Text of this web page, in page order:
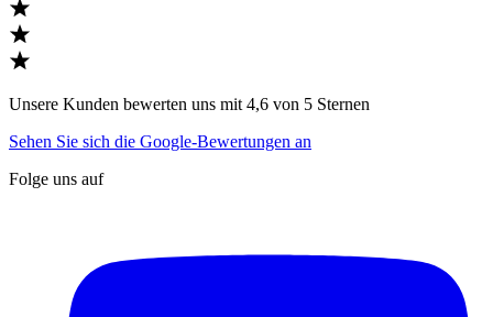
Unsere Kunden bewerten uns mit 4,6 von 5 Sternen
Sehen Sie sich die Google-Bewertungen an
Folge uns auf